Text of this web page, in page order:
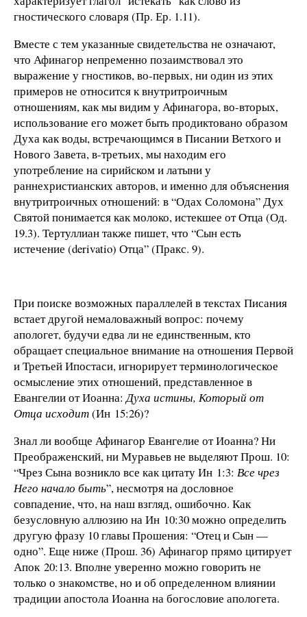
гностического словаря (Пр. Ер. 1.11).
Вместе с тем указанные свидетельства не означают,
что Афинагор непременно позаимствовал это
выражение у гностиков, во-первых, ни один из этих
примеров не относится к внутритроичным
отношениям, как мы видим у Афинагора, во-вторых,
использование его может быть продиктовано образом
Духа как воды, встречающимся в Писании Ветхого и
Нового Завета, в-третьих, мы находим его
употребление на сирийском и латыни у
раннехристианских авторов, и именно для объяснения
внутритроичных отношений: в “Одах Соломона” Дух
Святой понимается как молоко, истекшее от Отца (Од.
19.3). Тертуллиан также пишет, что “Сын есть
истечение (derivatio) Отца” (Пракс. 9).
При поиске возможных параллелей в текстах Писания
встает другой немаловажный вопрос: почему
апологет, будучи едва ли не единственным, кто
обращает специальное внимание на отношения Первой
и Третьей Ипостаси, игнорирует терминологическое
осмысление этих отношений, представленное в
Евангелии от Иоанна:Духа истины, Который от
Отца исходит(Ин 15:26)?
Знал ли вообще Афинагор Евангелие от Иоанна? Ни
Преображенский, ни Муравьев не выделяют Прош. 10:
“Чрез Сына возникло все как цитату Ин 1:3: Все чрез
Него начало быть”, несмотря на дословное
совпадение, что, на наш взгляд, ошибочно. Как
безусловную аллюзию на Ин 10:30 можно определить
другую фразу 10 главы Прошения: “Отец и Сын —
одно”. Еще ниже (Прош. 36) Афинагор прямо цитирует
Апок 20:13. Вполне уверенно можно говорить не
только о знакомстве, но и об определенном влиянии
традиции апостола Иоанна на богословие апологета.